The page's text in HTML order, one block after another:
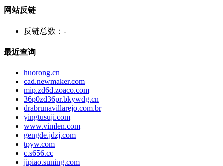
网站反链
反链总数： -
最近查询
huorong.cn
cad.newmaker.com
mip.zd6d.zoaco.com
36p0zd36pr.bkywdg.cn
drabrunavillarejo.com.br
yingtusuji.com
www.vimlen.com
gengde.jdzj.com
tpyw.com
c.s656.cc
jipiao.suning.com